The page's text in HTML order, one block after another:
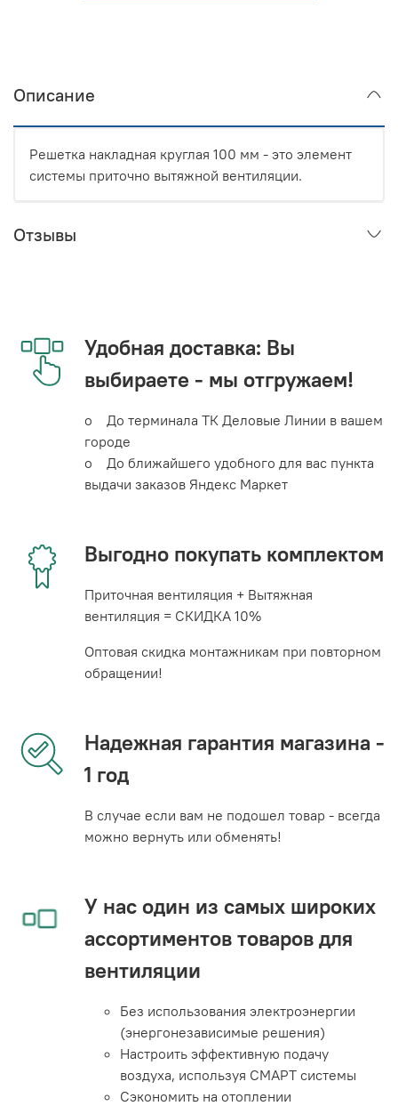
Описание
Решетка накладная круглая 100 мм - это элемент
системы приточно вытяжной вентиляции.
Отзывы
Удобная доставка: Вы
выбираете - мы отгружаем!
o До терминала ТК Деловые Линии в вашем
городе
o До ближайшего удобного для вас пункта
выдачи заказов Яндекс Маркет
Выгодно покупать комплектом
Приточная вентиляция + Вытяжная
вентиляция = СКИДКА 10%
Оптовая скидка монтажникам при повторном
обращении!
Надежная гарантия магазина -
1 год
В случае если вам не подошел товар - всегда
можно вернуть или обменять!
У нас один из самых широких
ассортиментов товаров для
вентиляции
Без использования электроэнергии
(энергонезависимые решения)
Настроить эффективную подачу
воздуха, используя СМАРТ системы
Сэкономить на отоплении